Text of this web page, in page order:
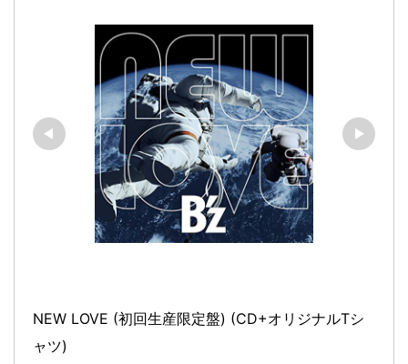
NEW LOVE (初回生産限定盤) (CD+オリジナルTシ
ャツ)